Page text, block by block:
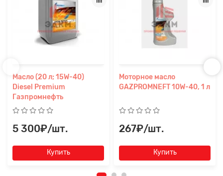
Масло (20 л; 15W-40)
Diesel Premium
Газпромнефть
5 300₽/шт.
Купить
Моторное масло
GAZPROMNEFT 10W-40, 1 л
267₽/шт.
Купить